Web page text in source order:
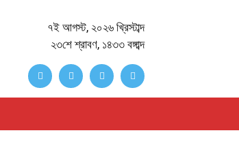
৭ই আগস্ট, ২০২৬ খ্রিস্টাব্দ
২৩শে শ্রাবণ, ১৪৩৩ বঙ্গাব্দ